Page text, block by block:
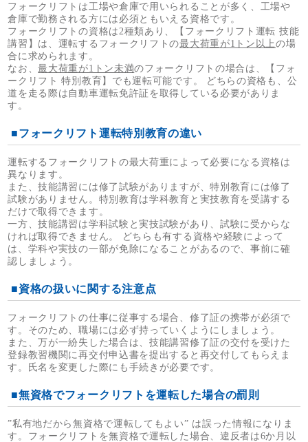
フォークリフトは工場や倉庫で用いられることが多く、工場や
倉庫で勤務される方には必須ともいえる資格です。
フォークリフトの資格は2種類あり、【フォークリフト運転 技能
講習】は、運転するフォークリフトの最大荷重が1トン以上の場
合に求められます。
なお、最大荷重が1トン未満のフォークリフトの場合は、【フォ
ークリフト 特別教育】でも運転可能です。 どちらの資格も、公
道を走る際は自動車運転免許証を取得している必要がありま
す。
■フォークリフト運転特別教育の違い
運転するフォークリフトの最大荷重によって必要になる資格は
異なります。
また、技能講習には修了試験がありますが、特別教育には修了
試験がありません。特別教育は学科教育と実技教育を受講する
だけで取得できます。
一方、技能講習は学科試験と実技試験があり、試験に受からな
ければ取得できません。 どちらも有する資格や経験によって
は、学科や実技の一部が免除になることがあるので、事前に確
認しましょう。
■資格の扱いに関する注意点
フォークリフトの仕事に従事する場合、修了証の携帯が必須で
す。そのため、職場には必ず持っていくようにしましょう。
また、万が一紛失した場合は、技能講習修了証の交付を受けた
登録教習機関に再交付申込書を提出すると再交付してもらえま
す。氏名を変更した際にも手続きが必要です。
■無資格でフォークリフトを運転した場合の罰則
”私有地だから無資格で運転してもよい” は誤った情報になりま
す。フォークリフトを無資格で運転した場合、違反者は6か月以